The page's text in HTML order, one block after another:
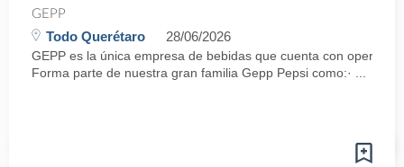
GEPP
Todo Querétaro 28/06/2026
GEPP es la única empresa de bebidas que cuenta con
Forma parte de nuestra gran familia Gepp Pepsi como:· ...